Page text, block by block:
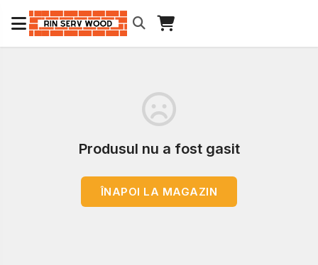
Produsul nu a fost gasit
ÎNAPOI LA MAGAZIN